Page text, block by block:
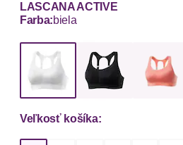
LASCANA ACTIVE
Farba:biela
Veľkosť košíka: